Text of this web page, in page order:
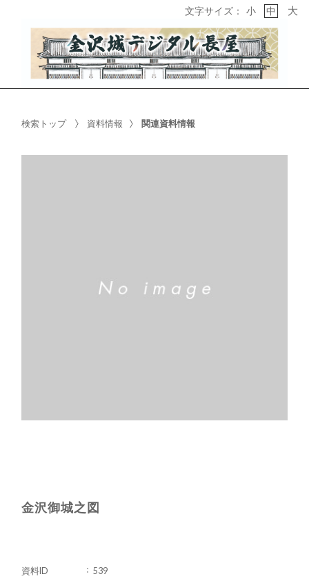
文字サイズ： 小 中 大
検索トップ 資料情報 関連資料情報
金沢御城之図
資料ID
539